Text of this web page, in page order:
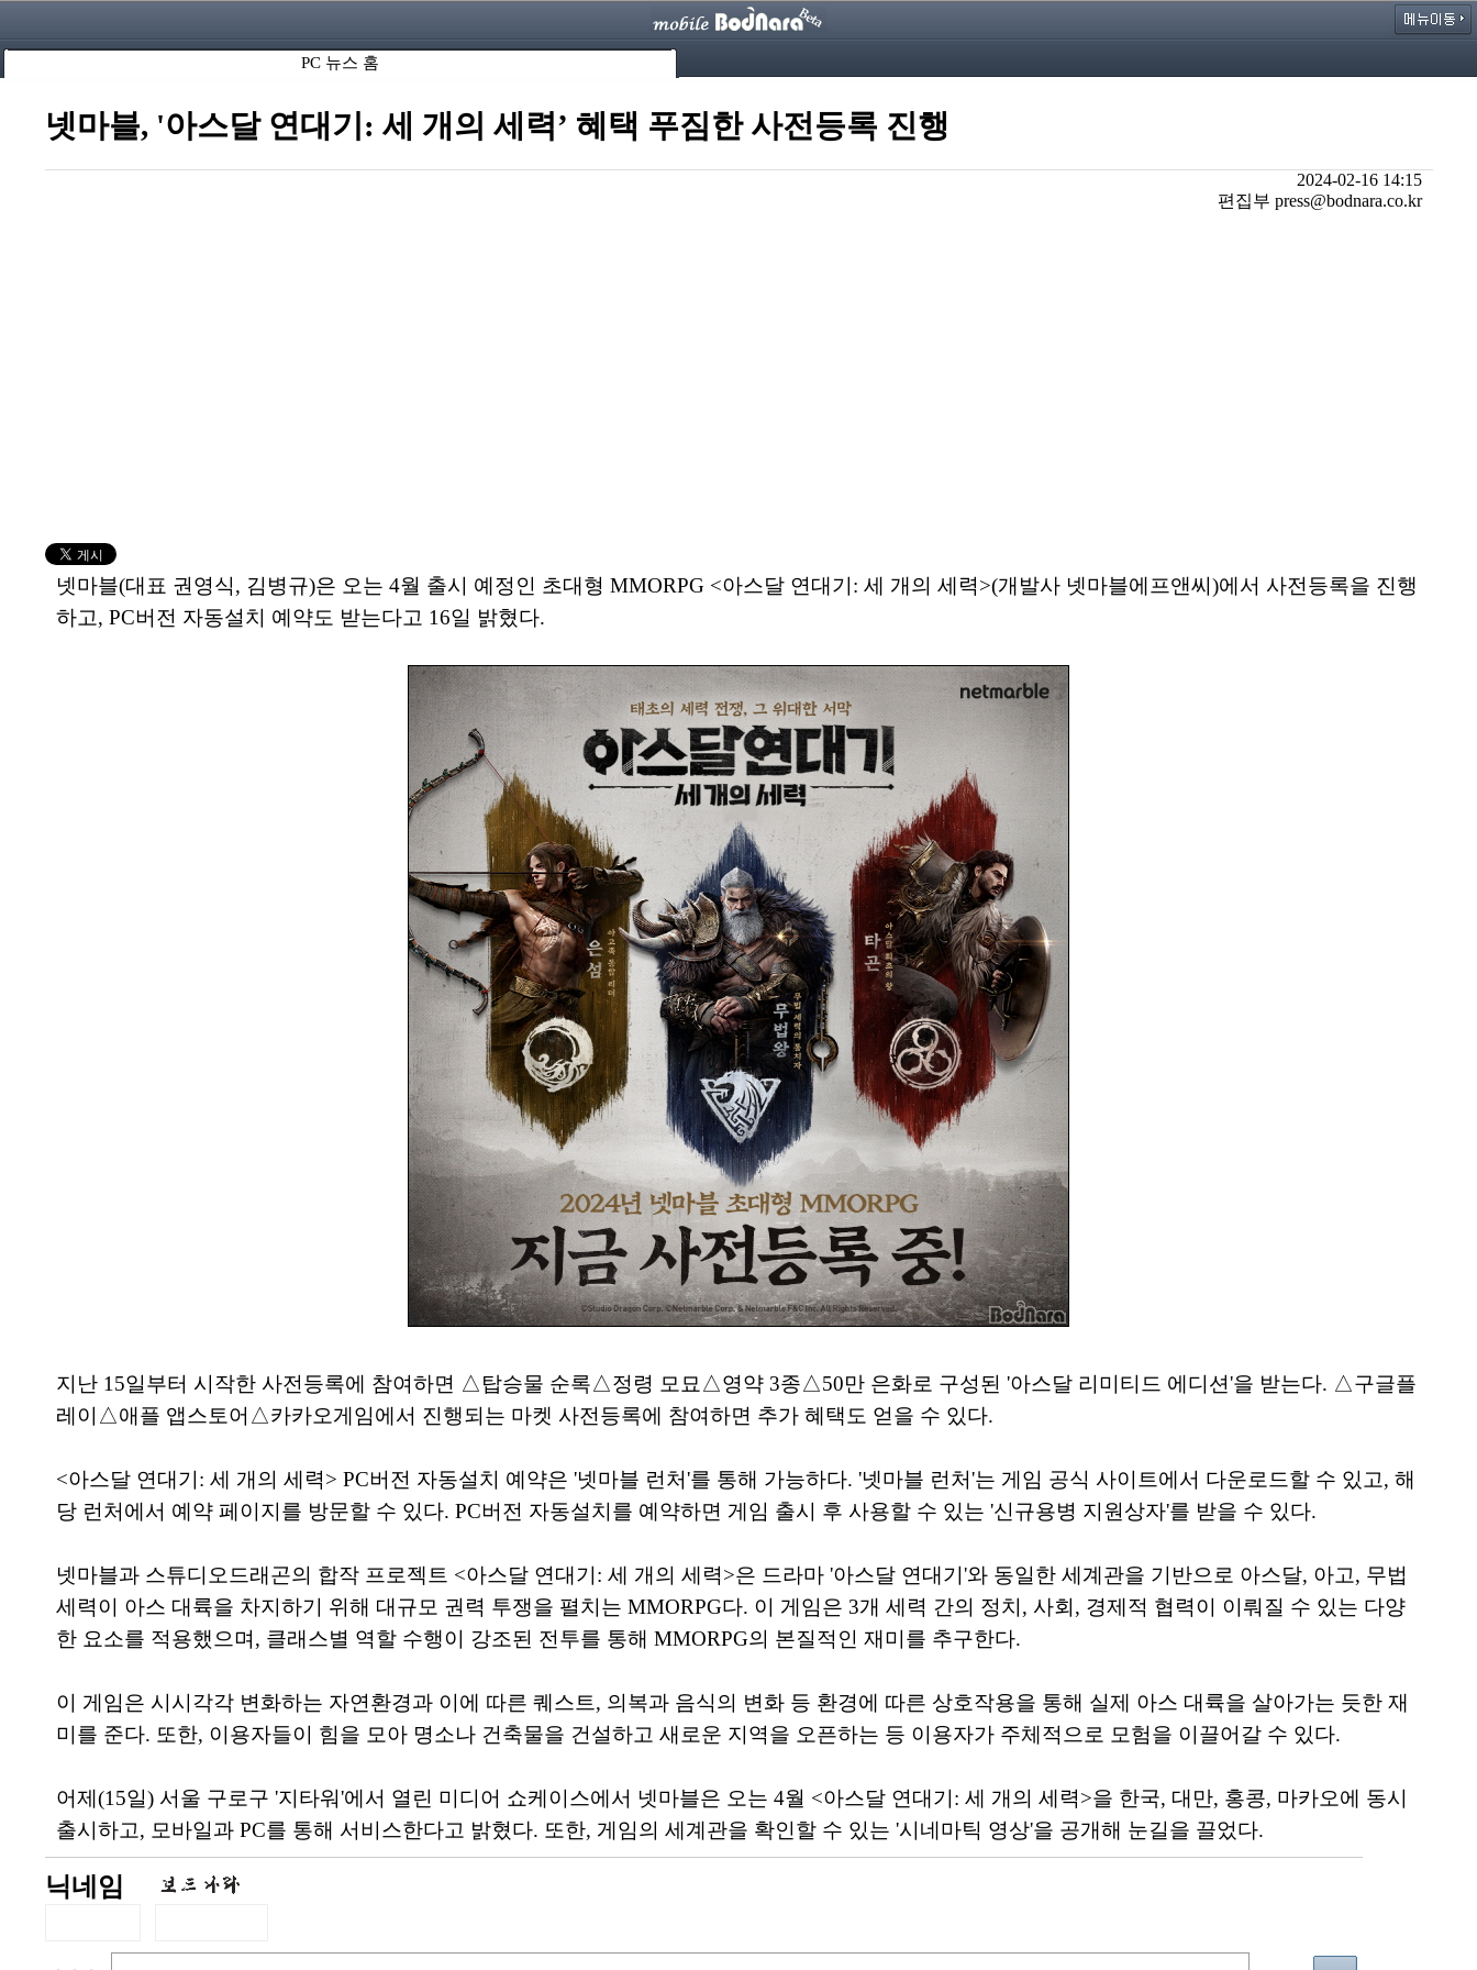
PC 뉴스 홈
넷마블, '아스달 연대기: 세 개의 세력’ 혜택 푸짐한 사전등록 진행
2024-02-16 14:15
편집부 press@bodnara.co.kr
넷마블(대표 권영식, 김병규)은 오는 4월 출시 예정인 초대형 MMORPG <아스달 연대기: 세 개의 세력>(개발사 넷마블에프앤씨)에서 사전등록을 진행
하고, PC버전 자동설치 예약도 받는다고 16일 밝혔다.
지난 15일부터 시작한 사전등록에 참여하면 △탑승물 순록△정령 모묘△영약 3종△50만 은화로 구성된 '아스달 리미티드 에디션'을 받는다. △구글플
레이△애플 앱스토어△카카오게임에서 진행되는 마켓 사전등록에 참여하면 추가 혜택도 얻을 수 있다.
<아스달 연대기: 세 개의 세력> PC버전 자동설치 예약은 '넷마블 런처'를 통해 가능하다. '넷마블 런처'는 게임 공식 사이트에서 다운로드할 수 있고, 해
당 런처에서 예약 페이지를 방문할 수 있다. PC버전 자동설치를 예약하면 게임 출시 후 사용할 수 있는 '신규용병 지원상자'를 받을 수 있다.
넷마블과 스튜디오드래곤의 합작 프로젝트 <아스달 연대기: 세 개의 세력>은 드라마 '아스달 연대기'와 동일한 세계관을 기반으로 아스달, 아고, 무법
세력이 아스 대륙을 차지하기 위해 대규모 권력 투쟁을 펼치는 MMORPG다. 이 게임은 3개 세력 간의 정치, 사회, 경제적 협력이 이뤄질 수 있는 다양
한 요소를 적용했으며, 클래스별 역할 수행이 강조된 전투를 통해 MMORPG의 본질적인 재미를 추구한다.
이 게임은 시시각각 변화하는 자연환경과 이에 따른 퀘스트, 의복과 음식의 변화 등 환경에 따른 상호작용을 통해 실제 아스 대륙을 살아가는 듯한 재
미를 준다. 또한, 이용자들이 힘을 모아 명소나 건축물을 건설하고 새로운 지역을 오픈하는 등 이용자가 주체적으로 모험을 이끌어갈 수 있다.
어제(15일) 서울 구로구 '지타워'에서 열린 미디어 쇼케이스에서 넷마블은 오는 4월 <아스달 연대기: 세 개의 세력>을 한국, 대만, 홍콩, 마카오에 동시
출시하고, 모바일과 PC를 통해 서비스한다고 밝혔다. 또한, 게임의 세계관을 확인할 수 있는 '시네마틱 영상'을 공개해 눈길을 끌었다.
닉네임